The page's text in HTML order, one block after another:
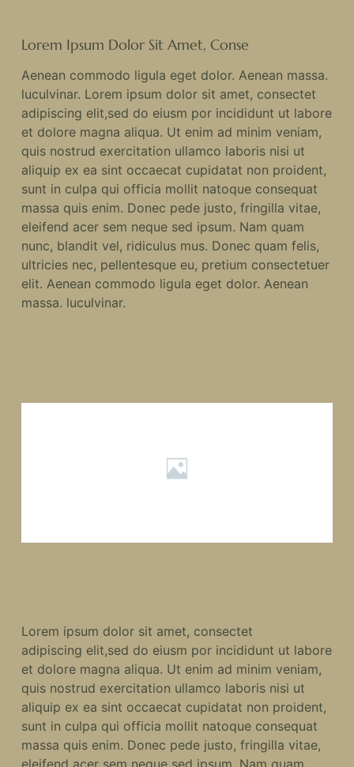
Lorem Ipsum Dolor Sit Amet, Conse
Aenean commodo ligula eget dolor. Aenean massa.
luculvinar. Lorem ipsum dolor sit amet, consectet
adipiscing elit,sed do eiusm por incididunt ut labore
et dolore magna aliqua. Ut enim ad minim veniam,
quis nostrud exercitation ullamco laboris nisi ut
aliquip ex ea sint occaecat cupidatat non proident,
sunt in culpa qui officia mollit natoque consequat
massa quis enim. Donec pede justo, fringilla vitae,
eleifend acer sem neque sed ipsum. Nam quam
nunc, blandit vel, ridiculus mus. Donec quam felis,
ultricies nec, pellentesque eu, pretium consectetuer
elit. Aenean commodo ligula eget dolor. Aenean
massa. luculvinar.
Lorem ipsum dolor sit amet, consectet
adipiscing elit,sed do eiusm por incididunt ut labore
et dolore magna aliqua. Ut enim ad minim veniam,
quis nostrud exercitation ullamco laboris nisi ut
aliquip ex ea sint occaecat cupidatat non proident,
sunt in culpa qui officia mollit natoque consequat
massa quis enim. Donec pede justo, fringilla vitae,
eleifend acer sem neque sed ipsum. Nam quam